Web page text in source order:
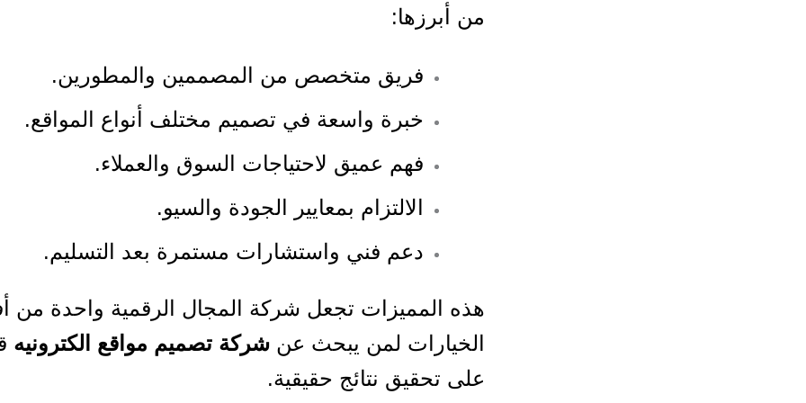
من أبرزها:
فريق متخصص من المصممين والمطورين.
خبرة واسعة في تصميم مختلف أنواع المواقع.
فهم عميق لاحتياجات السوق والعملاء.
الالتزام بمعايير الجودة والسيو.
دعم فني واستشارات مستمرة بعد التسليم.
هذه المميزات تجعل شركة المجال الرقمية واحدة من
الخيارات لمن يبحث عن شركة تصميم مواقع الكترونيه
على تحقيق نتائج حقيقية.